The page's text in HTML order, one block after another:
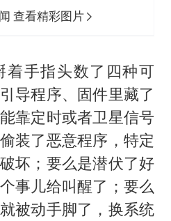
查看精彩图片
着手指头数了四种可
导程序、固件里藏了
靠定时或者卫星信号
装了恶意程序，特定
坏；要么是潜伏了好
事儿给叫醒了；要么
被动手脚了，换系统